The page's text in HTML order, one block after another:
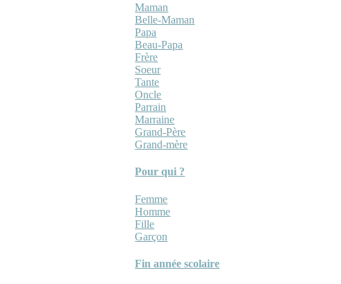
Maman
Belle-Maman
Papa
Beau-Papa
Frère
Soeur
Tante
Oncle
Parrain
Marraine
Grand-Père
Grand-mère
Pour qui ?
Femme
Homme
Fille
Garçon
Fin année scolaire